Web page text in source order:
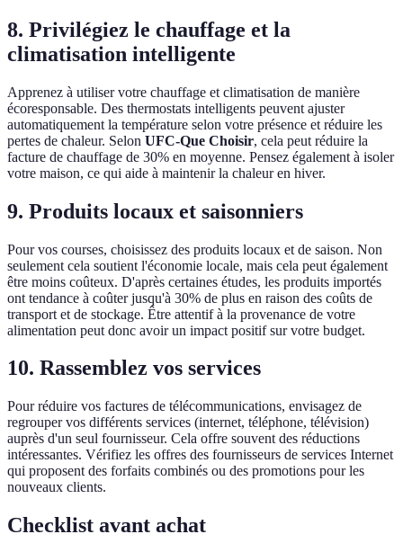
8. Privilégiez le chauffage et la
climatisation intelligente
Apprenez à utiliser votre chauffage et climatisation de manière
écoresponsable. Des thermostats intelligents peuvent ajuster
automatiquement la température selon votre présence et réduire les
pertes de chaleur. Selon UFC-Que Choisir, cela peut réduire la
facture de chauffage de 30% en moyenne. Pensez également à isoler
votre maison, ce qui aide à maintenir la chaleur en hiver.
9. Produits locaux et saisonniers
Pour vos courses, choisissez des produits locaux et de saison. Non
seulement cela soutient l'économie locale, mais cela peut également
être moins coûteux. D'après certaines études, les produits importés
ont tendance à coûter jusqu'à 30% de plus en raison des coûts de
transport et de stockage. Être attentif à la provenance de votre
alimentation peut donc avoir un impact positif sur votre budget.
10. Rassemblez vos services
Pour réduire vos factures de télécommunications, envisagez de
regrouper vos différents services (internet, téléphone, télévision)
auprès d'un seul fournisseur. Cela offre souvent des réductions
intéressantes. Vérifiez les offres des fournisseurs de services Internet
qui proposent des forfaits combinés ou des promotions pour les
nouveaux clients.
Checklist avant achat